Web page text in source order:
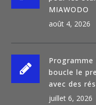
MIAWODO
août 4, 2026
Programme
boucle le
avec des
juillet 6, 2026